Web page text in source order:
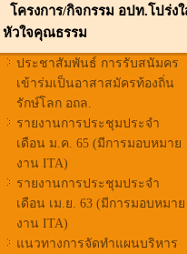
โครงการ/กิจกรรม อปท.โปร่งใ
หัวใจคุณธรรม
ประชาสัมพันธ์ การรับสนัมคร
เข้าร่มเป็นอาสาสมัครท้องถิ่น
รักษ์โลก อถล.
รายงานการประชุมประจำ
เดือน ม.ค. 65 (มีการมอบหมาย
งาน ITA)
รายงานการประชุมประจำ
เดือน เม.ย. 63 (มีการมอบหมาย
งาน ITA)
แนวทางการจัดทำแผนบริหาร